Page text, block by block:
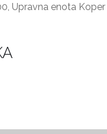
Upravna enota Koper